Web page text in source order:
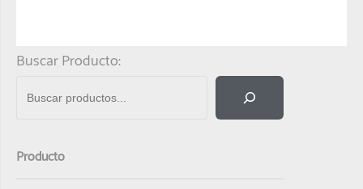
Buscar Producto:
Producto